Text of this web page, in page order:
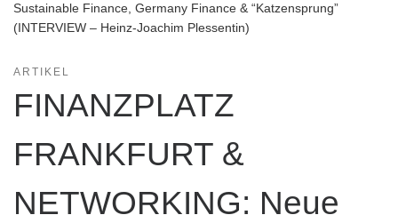
Sustainable Finance, Germany Finance & “Katzensprung”
(INTERVIEW – Heinz-Joachim Plessentin)
ARTIKEL
FINANZPLATZ
FRANKFURT &
NETWORKING: Neue